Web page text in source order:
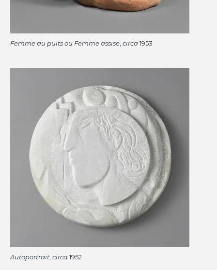
Femme au puits ou Femme assise circa1953
Autoportrait circa1952